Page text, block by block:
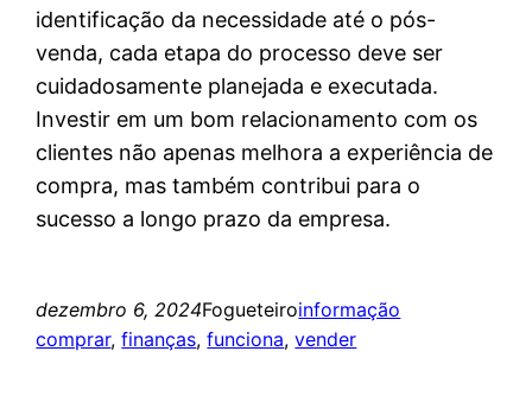
identificação da necessidade até o pós-
venda, cada etapa do processo deve ser
cuidadosamente planejada e executada.
Investir em um bom relacionamento com os
clientes não apenas melhora a experiência de
compra, mas também contribui para o
sucesso a longo prazo da empresa.
dezembro 6, 2024Fogueteiroinformação
comprar, finanças, funciona, vender